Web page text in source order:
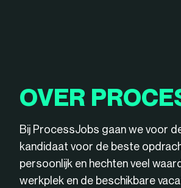
OVER
Bij ProcessJobs gaan we voor
kandidaat voor de beste
persoonlijk en hechten veel
werkplek en de beschikbare